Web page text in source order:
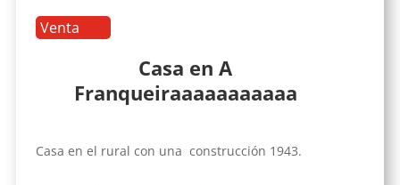
Venta
Casa en A
Franqueiraaaaaaaaaaa
Casa en el rural con una construcción 1943.